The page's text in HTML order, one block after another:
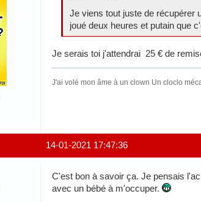
Je viens tout juste de récupérer
joué deux heures et putain que
Je serais toi j'attendrai 25 € de
J'ai volé mon âme à un clown Un cloclo
14-01-2021 17:47:36
C'est bon à savoir ça. Je pensais
avec un bébé à m'occuper.